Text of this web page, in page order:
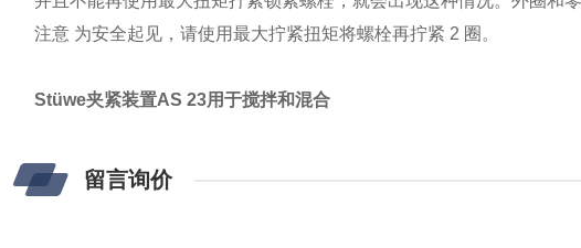
注意 为安全起见，请使用最大拧紧扭矩将螺栓再拧紧 2 圈。
Stüwe夹紧装置AS 23用于搅拌和混合
留言询价